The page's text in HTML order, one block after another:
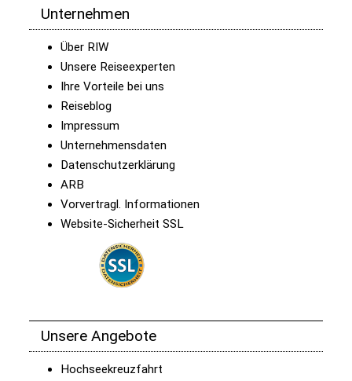
Unternehmen
Über RIW
Unsere Reiseexperten
Ihre Vorteile bei uns
Reiseblog
Impressum
Unternehmensdaten
Datenschutzerklärung
ARB
Vorvertragl. Informationen
Website-Sicherheit SSL
Unsere Angebote
Hochseekreuzfahrt